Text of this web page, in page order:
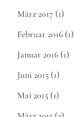
März 2017 (1)
Februar 2016 (1)
Januar 2016 (1)
Juni 2015 (1)
Mai 2015 (1)